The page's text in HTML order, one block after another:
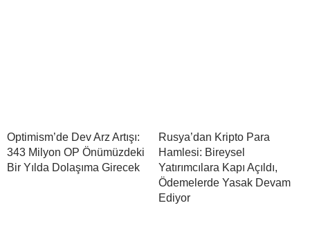
Optimism’de Dev Arz Artışı:
343 Milyon OP Önümüzdeki
Bir Yılda Dolaşıma Girecek
Rusya’dan Kripto Para
Hamlesi: Bireysel
Yatırımcılara Kapı Açıldı,
Ödemelerde Yasak Devam
Ediyor